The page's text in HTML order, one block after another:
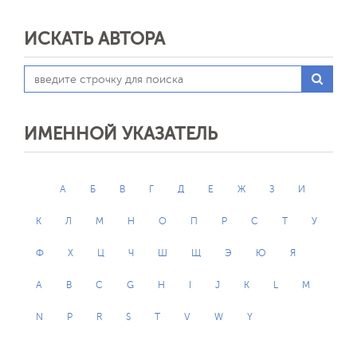
ИСКАТЬ АВТОРА
ИМЕННОЙ УКАЗАТЕЛЬ
А Б В Г Д Е Ж З И
К Л М Н О П Р С Т У
Ф Х Ц Ч Ш Щ Э Ю Я
A B C G H J K L M
N P R S T V W Y